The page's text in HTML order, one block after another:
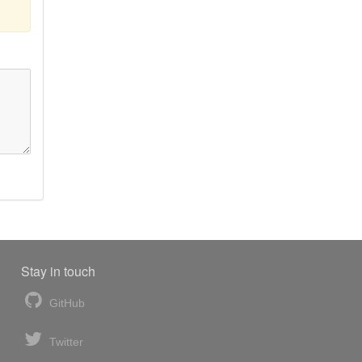
Stay in touch
GitHub
Twitter